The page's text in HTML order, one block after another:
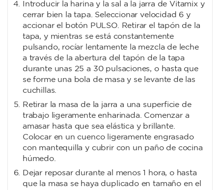
Introducir la harina y la sal a la jarra de Vitamix y
cerrar bien la tapa. Seleccionar velocidad 6 y
accionar el botón PULSO. Retirar el tapón de la
tapa, y mientras se está constantemente
pulsando, rocíar lentamente la mezcla de leche
a través de la abertura del tapón de la tapa
durante unas 25 a 30 pulsaciones, o hasta que
se forme una bola de masa y se levante de las
cuchillas.
Retirar la masa de la jarra a una superficie de
trabajo ligeramente enharinada. Comenzar a
amasar hasta que sea elástica y brillante.
Colocar en un cuenco ligeramente engrasado
con mantequilla y cubrir con un paño de cocina
húmedo.
Dejar reposar durante al menos 1 hora, o hasta
que la masa se haya duplicado en tamaño en el